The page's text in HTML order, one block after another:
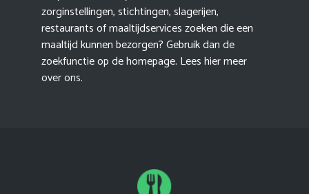
zorginstellingen, stichtingen, slagerijen,
restaurants of maaltijdservices zoeken die een
maaltijd kunnen bezorgen? Gebruik dan de
zoekfunctie op de homepage. Lees hier meer
over ons.